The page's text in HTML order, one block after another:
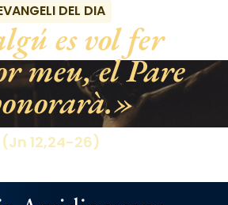
DEL DIA
es vol fer
meu, el Pare
(Jn 12,24-26)